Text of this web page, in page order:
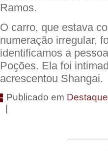
Ramos.
O carro, que estava
numeração irregular,
identificamos a
Poções. Ela foi
acrescentou Shangai.
Publicado em